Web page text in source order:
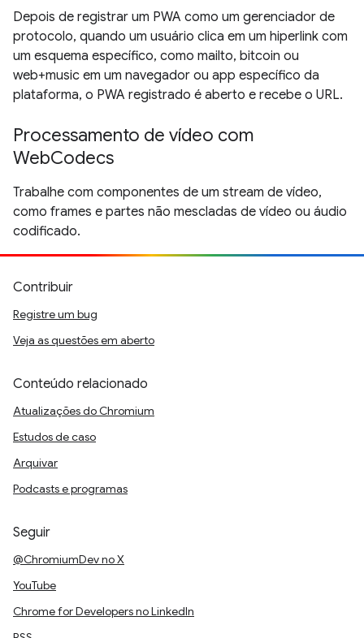
Depois de registrar um PWA como um gerenciador de
protocolo, quando um usuário clica em um hiperlink com
um esquema específico, como mailto, bitcoin ou
web+music em um navegador ou app específico da
plataforma, o PWA registrado é aberto e recebe o URL.
Processamento de vídeo com
WebCodecs
Trabalhe com componentes de um stream de vídeo,
como frames e partes não mescladas de vídeo ou áudio
codificado.
Contribuir
Registre um bug
Veja as questões em aberto
Conteúdo relacionado
Atualizações do Chromium
Estudos de caso
Arquivar
Podcasts e programas
Seguir
@ChromiumDev no X
YouTube
Chrome for Developers no LinkedIn